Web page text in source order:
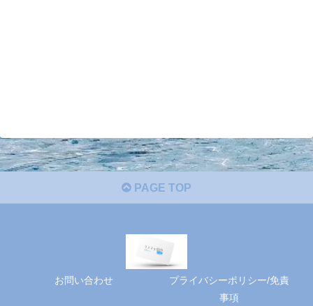
PAGE TOP
お問い合わせ
プライバシーポリシー/免責
事項